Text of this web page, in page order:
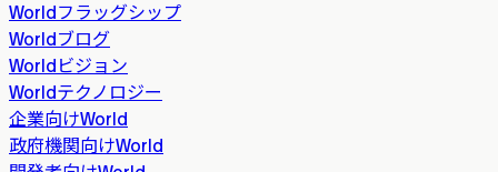
Worldフラッグシップ
Worldブログ
Worldビジョン
Worldテクノロジー
企業向けWorld
政府機関向けWorld